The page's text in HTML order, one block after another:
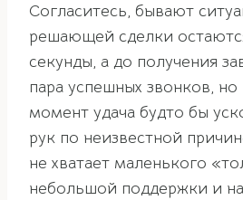
Согласитесь, бывают
решающей сделки
секунды, а до получения
пара успешных звонков,
момент удача будто бы
рук по неизвестной
не хватает маленького
небольшой поддержки и